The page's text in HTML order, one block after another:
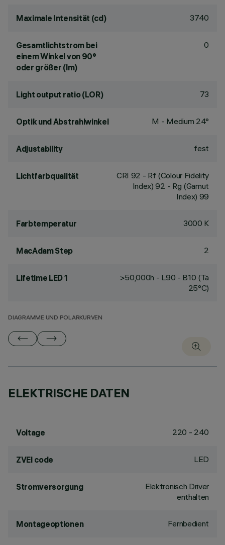
Maximale Intensität (cd) 3740
Gesamtlichtstrom bei
einem Winkel von 90°
oder größer (lm)
0
Light output ratio (LOR) 73
Optik und Abstrahlwinkel M - Medium 24°
Adjustability fest
Lichtfarbqualität CRI 92 - Rf (Colour Fidelity
Index) 92 - Rg (Gamut
Index) 99
Farbtemperatur 3000 K
MacAdam Step 2
Lifetime LED 1
>50,000h - L90 - B10 (Ta
25°C)
DIAGRAMME UND POLARKURVEN
ELEKTRISCHE DATEN
Voltage 220 - 240
ZVEI code LED
Stromversorgung
Elektronisch Driver
enthalten
Montageoptionen Fernbedient